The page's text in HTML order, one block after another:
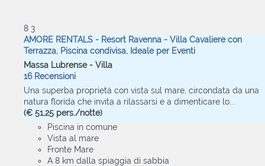
8 3
AMORE RENTALS - Resort Ravenna - Villa Cavaliere con
Terrazza, Piscina condivisa, Ideale per Eventi
Massa Lubrense - Villa
16 Recensioni
Una superba proprietà con vista sul mare, circondata da una
natura florida che invita a rilassarsi e a dimenticare lo...
(€ 51,25 pers./notte)
Piscina in comune
Vista al mare
Fronte Mare
A 8 km dalla spiaggia di sabbia